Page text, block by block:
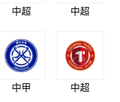
中超 中超
中甲 中超